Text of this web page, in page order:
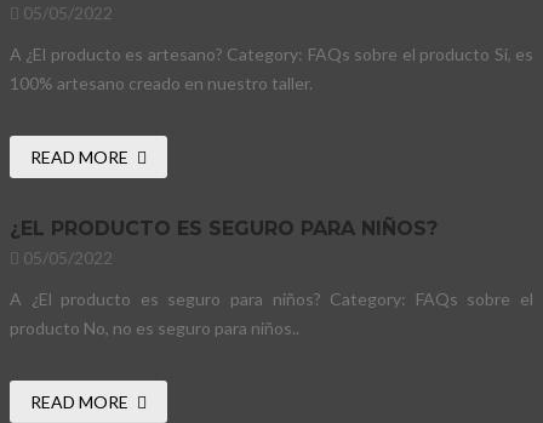
05/05/2022
A ¿El producto es artesano? Category: FAQs sobre el producto Si, es
100% artesano creado en nuestro taller.
READ MORE
¿EL PRODUCTO ES SEGURO PARA NIÑOS?
05/05/2022
A ¿El producto es seguro para niños? Category: FAQs sobre el
producto No, no es seguro para niños..
READ MORE